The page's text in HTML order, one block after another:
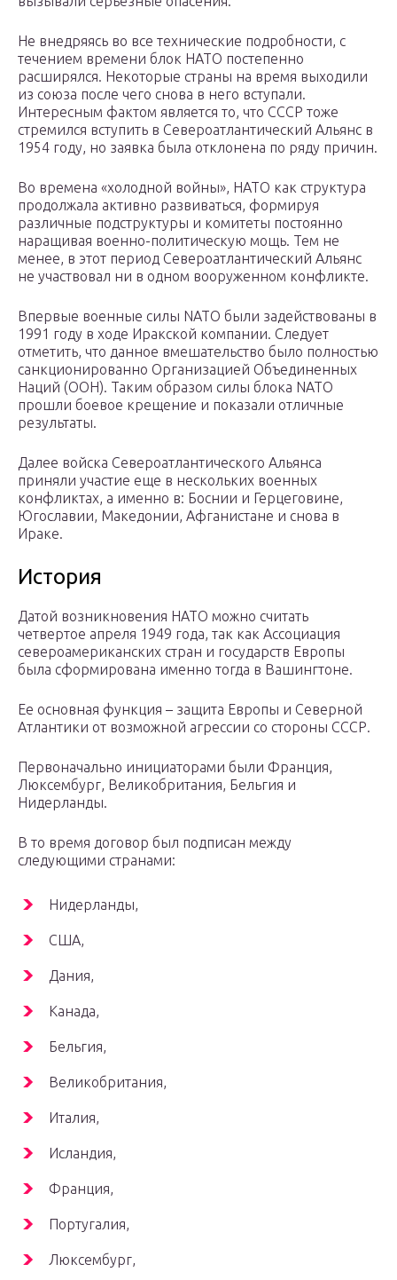
Не внедряясь во все технические подробности, с
течением времени блок НАТО постепенно
расширялся. Некоторые страны на время выходили
из союза после чего снова в него вступали.
Интересным фактом является то, что СССР тоже
стремился вступить в Североатлантический Альянс в
1954 году, но заявка была отклонена по ряду причин.
Во времена «холодной войны», НАТО как структура
продолжала активно развиваться, формируя
различные подструктуры и комитеты постоянно
наращивая военно-политическую мощь. Тем не
менее, в этот период Североатлантический Альянс
не участвовал ни в одном вооруженном конфликте.
Впервые военные силы NATO были задействованы в
1991 году в ходе Иракской компании. Следует
отметить, что данное вмешательство было полностью
санкционированно Организацией Объединенных
Наций (ООН). Таким образом силы блока NATO
прошли боевое крещение и показали отличные
результаты.
Далее войска Североатлантического Альянса
приняли участие еще в нескольких военных
конфликтах, а именно в: Боснии и Герцеговине,
Югославии, Македонии, Афганистане и снова в
Ираке.
История
Датой возникновения НАТО можно считать
четвертое апреля 1949 года, так как Ассоциация
североамериканских стран и государств Европы
была сформирована именно тогда в Вашингтоне.
Ее основная функция – защита Европы и Северной
Атлантики от возможной агрессии со стороны СССР.
Первоначально инициаторами были Франция,
Люксембург, Великобритания, Бельгия и
Нидерланды.
В то время договор был подписан между
следующими странами:
Нидерланды,
США,
Дания,
Канада,
Бельгия,
Великобритания,
Италия,
Исландия,
Франция,
Португалия,
Люксембург,